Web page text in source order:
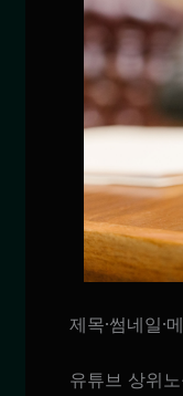
제목·썸네일·
유튜브 상위